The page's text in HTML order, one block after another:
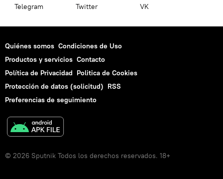
Telegram Twitter VK
Quiénes somos Condiciones de Uso
Productos y servicios Contacto
Política de Privacidad Politica de Cookies
Protección de datos (solicitud) RSS
Preferencias de seguimiento
© 2026 Sputnik Todos los derechos reservados. 18+